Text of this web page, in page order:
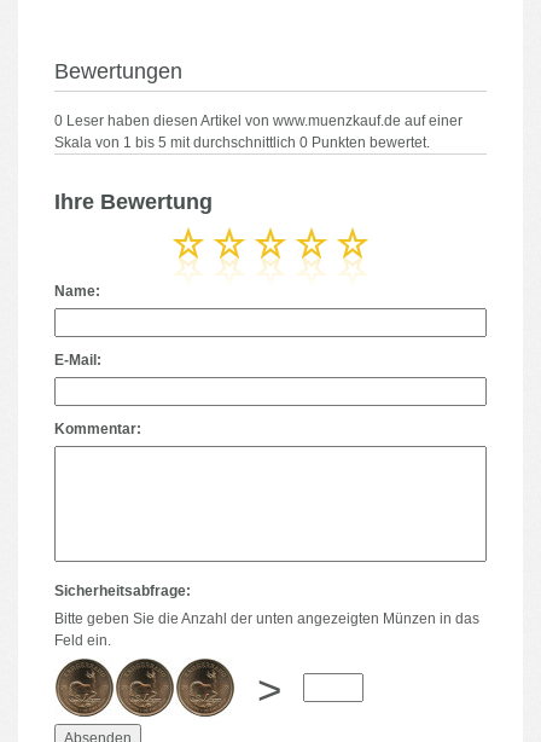
Bewertungen
0 Leser haben diesen Artikel von www.muenzkauf.de auf einer
Skala von 1 bis 5 mit durchschnittlich 0 Punkten bewertet.
Ihre Bewertung
Name:
E-Mail:
Kommentar:
Sicherheitsabfrage:
Bitte geben Sie die Anzahl der unten angezeigten Münzen in das
Feld ein.
>